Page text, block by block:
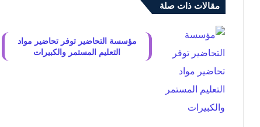
مقالات ذات صلة
مؤسسة التحاضير توفر تحاضير مواد
التعليم المستمر والكبيرات